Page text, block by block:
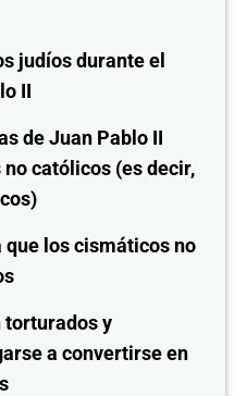
judíos durante el
II
de Juan Pablo II
católicos (es decir,
que los cismáticos no
torturados y
a convertirse en